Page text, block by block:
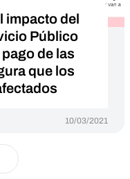
impacto del
Público
de las
que los
10/03/2021